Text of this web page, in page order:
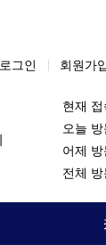
로그인 회원가
해
현재
오늘
어제
전체